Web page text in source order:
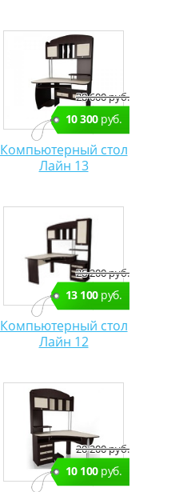
20 600 руб.
10 300руб.
Компьютерный стол
Лайн 13
26 200 руб.
13 100руб.
Компьютерный стол
Лайн 12
20 200 руб.
10 100руб.